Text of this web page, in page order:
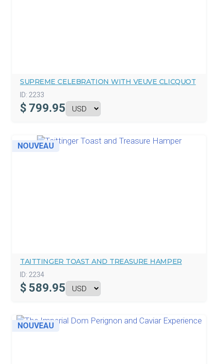
SUPREME CELEBRATION WITH VEUVE CLICQUOT
ID: 2233
$ 799.95
NOUVEAU
TAITTINGER TOAST AND TREASURE HAMPER
ID: 2234
$ 589.95
NOUVEAU